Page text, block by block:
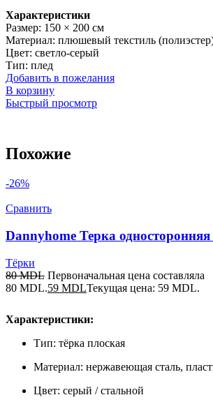
Характеристики
Размер: 150 × 200 см
Материал: плюшевый текстиль
Цвет: светло-серый
Тип: плед
Добавить в пожелания
В корзину
Быстрый просмотр
Похожие
-26%
Сравнить
Dannyhome Терка
Тёрки
80MDL Первоначальная цена составляла
80 MDL.59 MDLТекущая цена: 59 MDL.
Характеристики:
Тип: тёрка плоская
Материал: нержавеющая сталь,
Цвет: серый / стальной